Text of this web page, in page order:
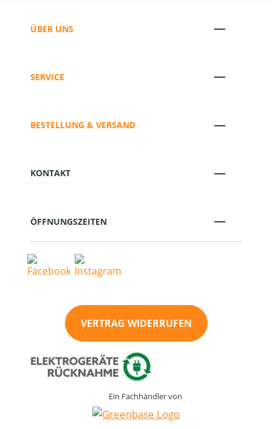
ÜBER UNS
SERVICE
BESTELLUNG & VERSAND
KONTAKT
ÖFFNUNGSZEITEN
VERTRAG WIDERRUFEN
Ein Fachhändler von